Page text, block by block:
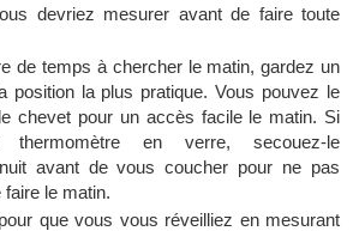
devriez mesurer avant de faire toute
de temps à chercher le matin, gardez un
position la plus pratique. Vous pouvez le
chevet pour un accès facile le matin. Si
en verre, secouez-le
avant de vous coucher pour ne pas
le matin.
que vous vous réveilliez en mesurant